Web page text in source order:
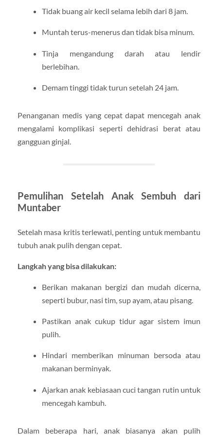
Tidak buang air kecil selama lebih dari 8 jam.
Muntah terus-menerus dan tidak bisa minum.
Tinja mengandung darah atau lendir
berlebihan.
Demam tinggi tidak turun setelah 24 jam.
Penanganan medis yang cepat dapat mencegah anak
mengalami komplikasi seperti dehidrasi berat atau
gangguan ginjal.
Pemulihan Setelah Anak Sembuh dari
Muntaber
Setelah masa kritis terlewati, penting untuk membantu
tubuh anak pulih dengan cepat.
Langkah yang bisa dilakukan:
Berikan makanan bergizi dan mudah dicerna,
seperti bubur, nasi tim, sup ayam, atau pisang.
Pastikan anak cukup tidur agar sistem imun
pulih.
Hindari memberikan minuman bersoda atau
makanan berminyak.
Ajarkan anak kebiasaan cuci tangan rutin untuk
mencegah kambuh.
Dalam beberapa hari, anak biasanya akan pulih